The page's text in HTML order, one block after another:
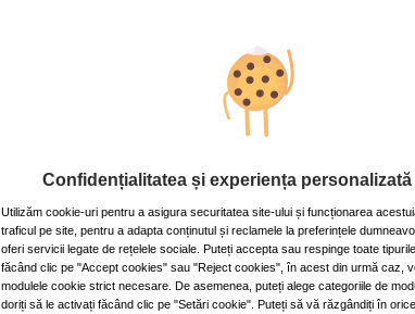
În
pe pagina
Ridicare
Livrare
Confidențialitatea și experiența personalizată
Utilizăm cookie-uri pentru a asigura securitatea site-ului și funcționarea
traficul pe site, pentru a adapta conținutul și reclamele la preferințele
oferi servicii legate de rețelele sociale. Puteți accepta sau respinge toate
făcând clic pe "Accept cookies" sau "Reject cookies", în acest din urmă caz,
modulele cookie strict necesare. De asemenea, puteți alege categoriile de
doriți să le activați făcând clic pe "Setări cookie". Puteți să vă răzgândiți în